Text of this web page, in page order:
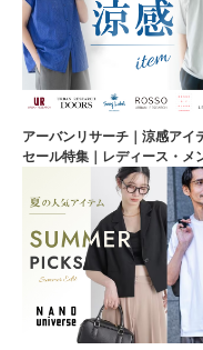
アーバンリサーチ｜涼感アイ
セール特集｜レディース・メ